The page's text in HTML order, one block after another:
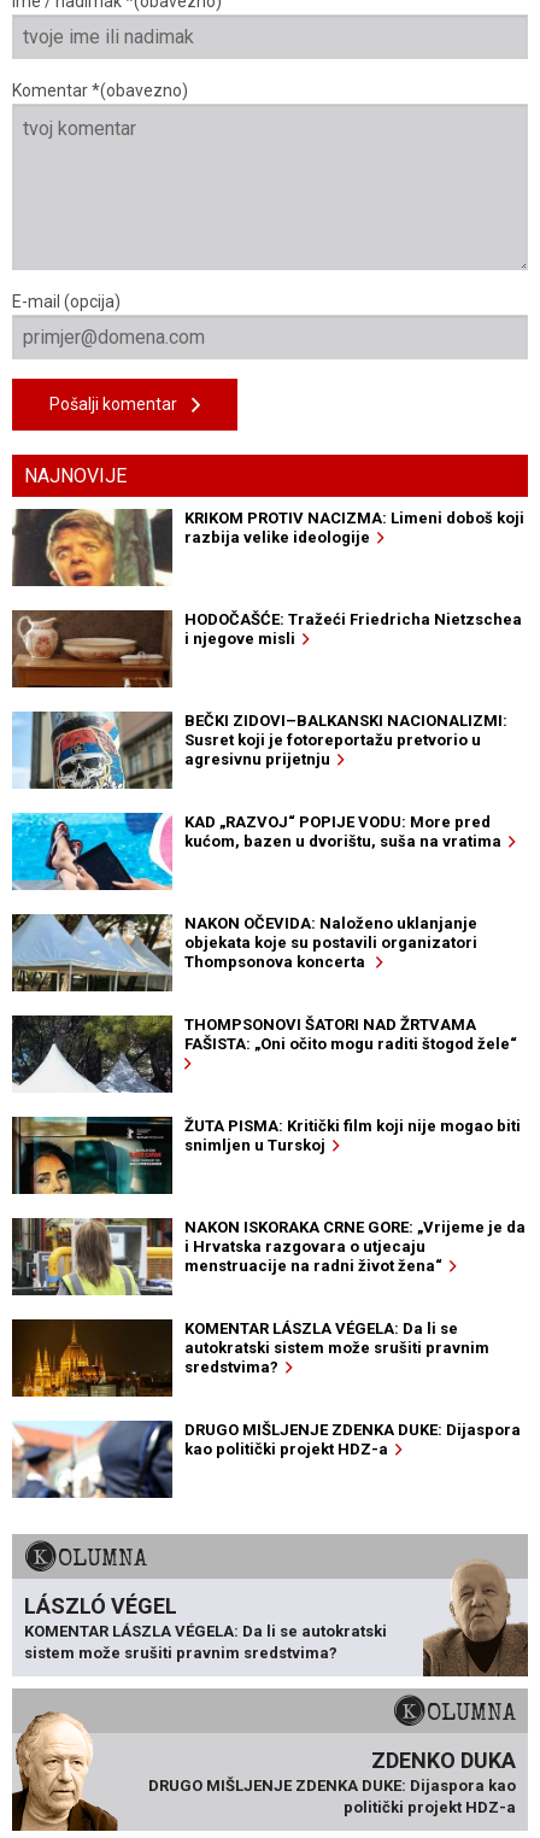
Komentar *(obavezno)
E-mail (opcija)
Pošalji komentar
NAJNOVIJE
KRIKOM PROTIV NACIZMA: Limeni doboš koji
razbija velike ideologije
HODOČAŠĆE: Tražeći Friedricha Nietzschea
i njegove misli
BEČKI ZIDOVI–BALKANSKI NACIONALIZMI:
Susret koji je fotoreportažu pretvorio u
agresivnu prijetnju
KAD „RAZVOJ“ POPIJE VODU: More pred
kućom, bazen u dvorištu, suša na vratima
NAKON OČEVIDA: Naloženo uklanjanje
objekata koje su postavili organizatori
Thompsonova koncerta
THOMPSONOVI ŠATORI NAD ŽRTVAMA
FAŠISTA: „Oni očito mogu raditi štogod žele“
ŽUTA PISMA: Kritički film koji nije mogao biti
snimljen u Turskoj
NAKON ISKORAKA CRNE GORE: „Vrijeme je da
i Hrvatska razgovara o utjecaju
menstruacije na radni život žena“
KOMENTAR LÁSZLA VÉGELA: Da li se
autokratski sistem može srušiti pravnim
sredstvima?
DRUGO MIŠLJENJE ZDENKA DUKE: Dijaspora
kao politički projekt HDZ-a
KOLUMNA
LÁSZLÓ VÉGEL
KOMENTAR LÁSZLA VÉGELA: Da li se autokratski
sistem može srušiti pravnim sredstvima?
KOLUMNA
ZDENKO DUKA
DRUGO MIŠLJENJE ZDENKA DUKE: Dijaspora kao
politički projekt HDZ-a